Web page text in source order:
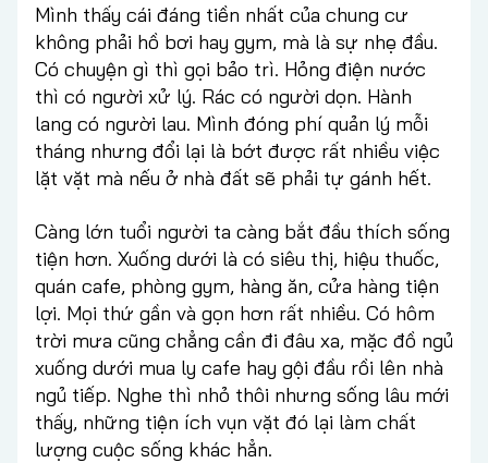
Mình thấy cái đáng tiền nhất của chung cư
không phải hồ bơi hay gym, mà là sự nhẹ đầu.
Có chuyện gì thì gọi bảo trì. Hỏng điện nước
thì có người xử lý. Rác có người dọn. Hành
lang có người lau. Mình đóng phí quản lý mỗi
tháng nhưng đổi lại là bớt được rất nhiều việc
lặt vặt mà nếu ở nhà đất sẽ phải tự gánh hết.
Càng lớn tuổi người ta càng bắt đầu thích sống
tiện hơn. Xuống dưới là có siêu thị, hiệu thuốc,
quán cafe, phòng gym, hàng ăn, cửa hàng tiện
lợi. Mọi thứ gần và gọn hơn rất nhiều. Có hôm
trời mưa cũng chẳng cần đi đâu xa, mặc đồ ngủ
xuống dưới mua ly cafe hay gội đầu rồi lên nhà
ngủ tiếp. Nghe thì nhỏ thôi nhưng sống lâu mới
thấy, những tiện ích vụn vặt đó lại làm chất
lượng cuộc sống khác hẳn.